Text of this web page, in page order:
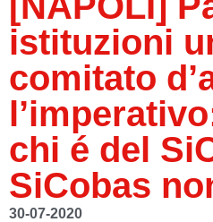
istituzioni
comitato
chi é del
SiCobas
30-07-2020